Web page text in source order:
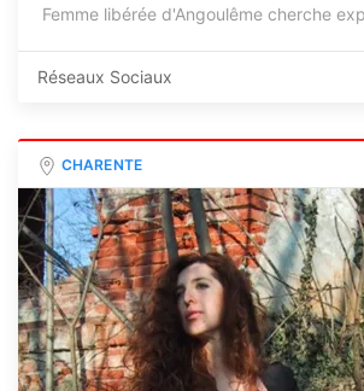
Femme libérée d'Angoulême cherche
Réseaux Sociaux
CHARENTE